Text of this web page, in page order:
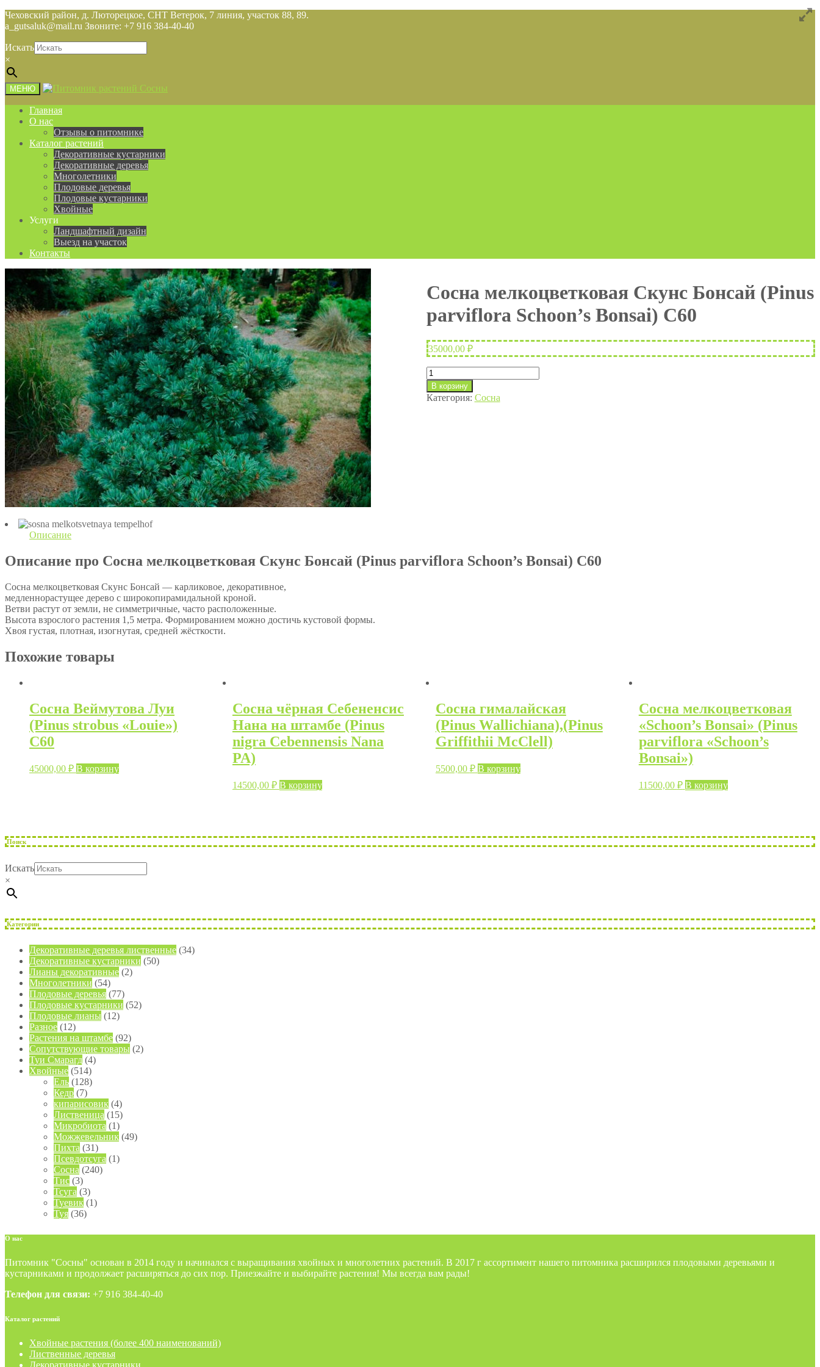
Чеховский район, д. Люторецкое, СНТ Ветерок, 7 линия, участок 88, 89.
a_gutsaluk@mail.ru Звоните: +7 916 384-40-40
Искать
×
МЕНЮ
Главная
О нас
Отзывы о питомнике
Каталог растений
Декоративные кустарники
Декоративные деревья
Многолетники
Плодовые деревья
Плодовые кустарники
Хвойные
Услуги
Ландшафтный дизайн
Выезд на участок
Контакты
Сосна мелкоцветковая Скунс Бонсай (Pinus
parviflora Schoon’s Bonsai) С60
35000,00 ₽
Количество
товара
Сосна
мелкоцветковая
В корзину
Категория: Сосна
Описание
Описание про Сосна мелкоцветковая Скунс Бонсай (Pinus parviflora Schoon’s Bonsai) С60
Сосна мелкоцветковая Скунс Бонсай — карликовое, декоративное,
медленнорастущее дерево с широкопирамидальной кроной.
Ветви растут от земли, не симметричные, часто расположенные.
Высота взрослого растения 1,5 метра. Формированием можно достичь кустовой формы.
Хвоя густая, плотная, изогнутая, средней жёсткости.
Похожие товары
Сосна Веймутова Луи
(Pinus strobus «Louie»)
С60
45000,00 ₽ В корзину
Сосна чёрная Себененсис
Нана на штамбе (Pinus
nigra Cebennensis Nana
PA)
14500,00 ₽ В корзину
Сосна гималайская
(Pinus Wallichiana),(Pinus
Griffithii McClell)
5500,00 ₽ В корзину
Сосна мелкоцветковая
«Schoon’s Bonsai» (Pinus
parviflora «Schoon’s
Bonsai»)
11500,00 ₽ В корзину
Поиск
Искать
×
Категории
Декоративные деревья лиственные (34)
Декоративные кустарники (50)
Лианы декоративные (2)
Многолетники (54)
Плодовые деревья (77)
Плодовые кустарники (52)
Плодовые лианы (12)
Разное (12)
Растения на штамбе (92)
Сопутствующие товары (2)
Туи Смарагд (4)
Хвойные (514)
Ель (128)
Кедр (7)
кипарисовик (4)
Лиственица (15)
Микробиота (1)
Можжевельник (49)
Пихта (31)
Псевдотсуга (1)
Сосна (240)
Тис (3)
Тсуга (3)
Туевик (1)
Туя (36)
О нас
Питомник "Сосны" основан в 2014 году и начинался с выращивания хвойных и многолетних растений. В 2017 г ассортимент нашего питомника расширился плодовыми деревьями и
кустарниками и продолжает расширяться до сих пор. Приезжайте и выбирайте растения! Мы всегда вам рады!
Телефон для связи: +7 916 384-40-40
Каталог растений
Хвойные растения (более 400 наименований)
Лиственные деревья
Декоративные кустарники